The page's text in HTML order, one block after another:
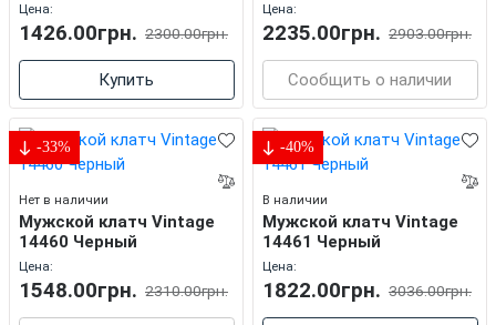
Цена:
1426.00грн. 2300.00грн.
Купить
Цена:
2235.00грн. 2903.00грн.
Сообщить о наличии
-33%
Нет в наличии
Мужской клатч Vintage
14460 Черный
Цена:
1548.00грн. 2310.00грн.
-40%
В наличии
Мужской клатч Vintage
14461 Черный
Цена:
1822.00грн. 3036.00грн.